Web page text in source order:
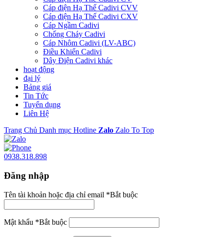
Cáp điện Hạ Thế Cadivi CVV
Cáp điện Hạ Thế Cadivi CXV
Cáp Ngầm Cadivi
Chống Cháy Cadivi
Cáp Nhôm Cadivi (LV-ABC)
Điều Khiển Cadivi
Dây Điện Cadivi khác
hoạt động
đại lý
Bảng giá
Tin Tức
Tuyển dụng
Liên Hệ
Trang Chủ Danh mục Hotline Zalo Zalo To Top
0938.318.898
Đăng nhập
Tên tài khoản hoặc địa chỉ email *Bắt buộc
Mật khẩu *Bắt buộc